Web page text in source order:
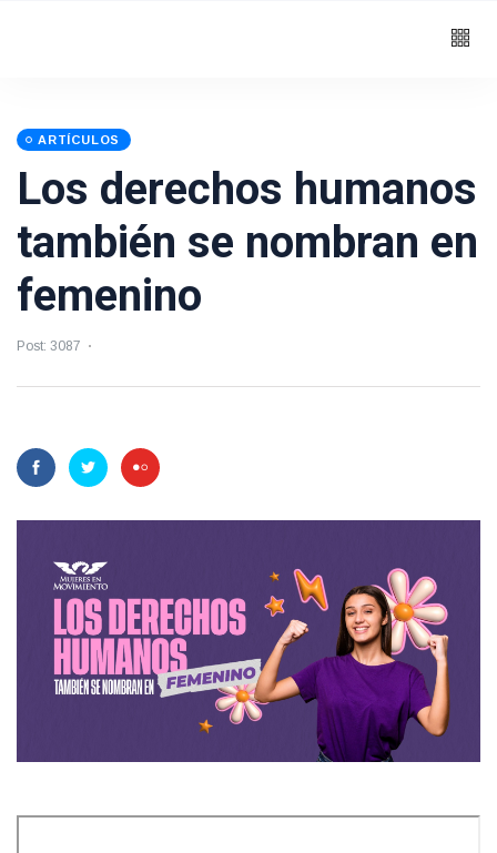
ARTÍCULOS
Los derechos humanos
también se nombran en
femenino
Post: 3087